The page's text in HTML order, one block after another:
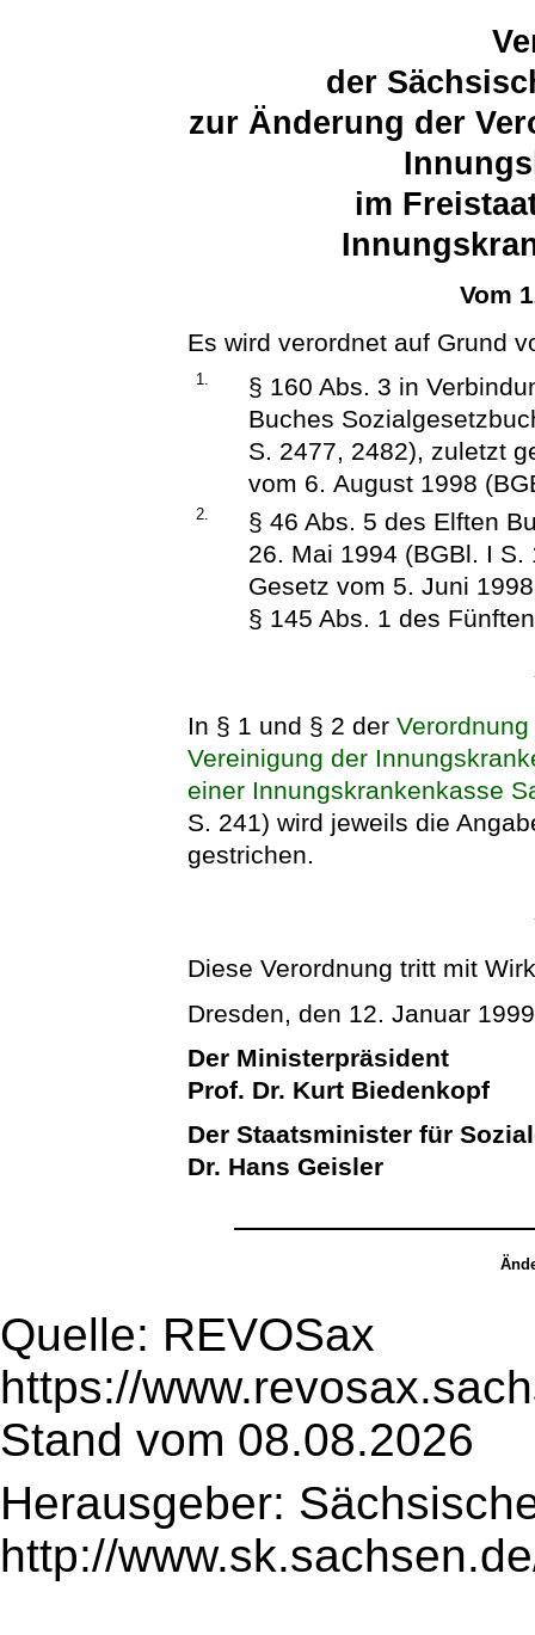
der
zur Änderung der
im
Vom
Es wird verordnet auf Grund
1.
§ 160 Abs. 3 in
Buches
S. 2477, 2482), zuletzt
vom 6. August 1998
2.
§ 46 Abs. 5 des Elften
26. Mai 1994 (BGBl. I
Gesetz vom 5. Juni
§ 145 Abs. 1 des
In § 1 und § 2 der
Vereinigung der
einer Innungskrankenkasse
S. 241) wird jeweils die
gestrichen.
Diese Verordnung tritt mit
Dresden, den 12. Januar 1999
Der Ministerpräsident
Prof. Dr. Kurt Biedenkopf
Der Staatsminister für
Dr. Hans Geisler
Quelle: REVOSax
https://
Stand vom 08.08.2026
Herausgeber:
http://